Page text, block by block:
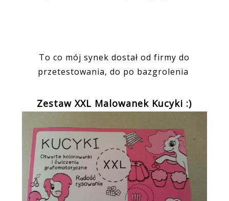
To co mój synek dostał od firmy do
przetestowania, do po bazgrolenia
Zestaw XXL Malowanek Kucyki :)